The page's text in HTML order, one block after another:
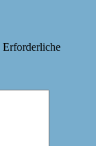
Erforderliche